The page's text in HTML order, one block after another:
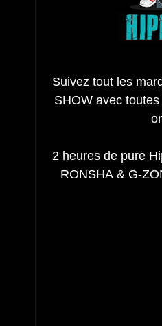
Suivez tout les
SHOW avec
2 heures de pure
RONSHA & G-